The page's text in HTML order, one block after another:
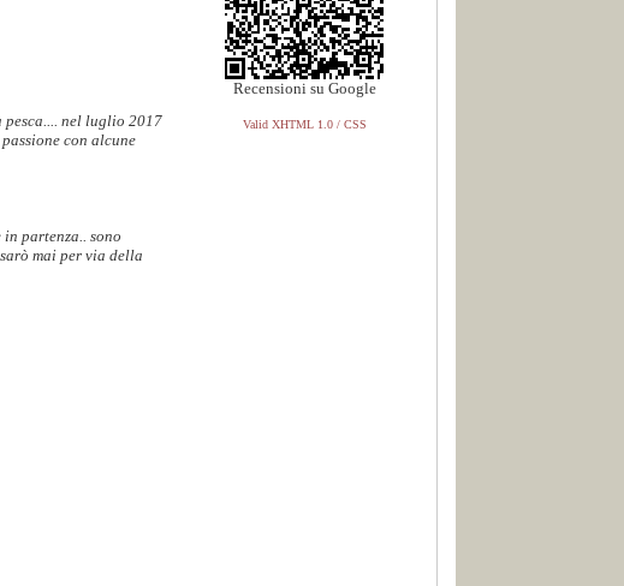
nel luglio 2017
con alcune
partenza.. sono
mai per via della
Recensioni su Google
Valid XHTML 1.0 / CSS